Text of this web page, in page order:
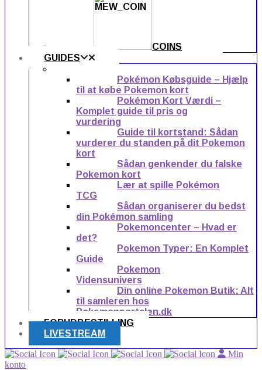
COINS
GUIDES
Pokémon Købsguide – Hjælp
til at købe Pokemon kort
Pokémon Kort Værdi –
Komplet guide til pris og
vurdering
Guide til kortstand: Sådan
vurderer du standen på dit Pokemon
kort
Sådan genkender du falske
Pokemon kort
Lær at spille Pokémon
TCG
Sådan organiserer du bedst
din Pokémon samling
Pokemoncenter – Hvad er
det?
Pokemon Typer: En Komplet
Guide
Pokemon
Vidensunivers
Din online Pokemon Butik: Alt
til samleren hos
Pokemonportalen.dk
FORUDBESTILLING
LIVESTREAM
Min
konto